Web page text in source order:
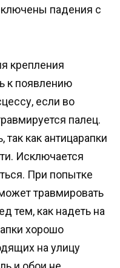
падения с
крепления
к появлению
если во
палец.
как антицарапки
Исключается
При попытке
травмировать
тем, как надеть на
хорошо
на улицу